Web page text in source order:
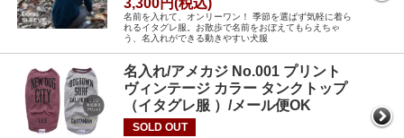
3,300円(税込)
名前を入れて、オンリーワン！ 季節を選ばず気軽に着ら
れるイタグレ服。お散歩で名前をおぼえてもらえちゃ
う、名入れができる動きやすい犬服
名入れ/アメカジ No.001 プリント
ヴィンテージ カラー タンクトップ
（イタグレ服 ）/メール便OK
SOLD OUT